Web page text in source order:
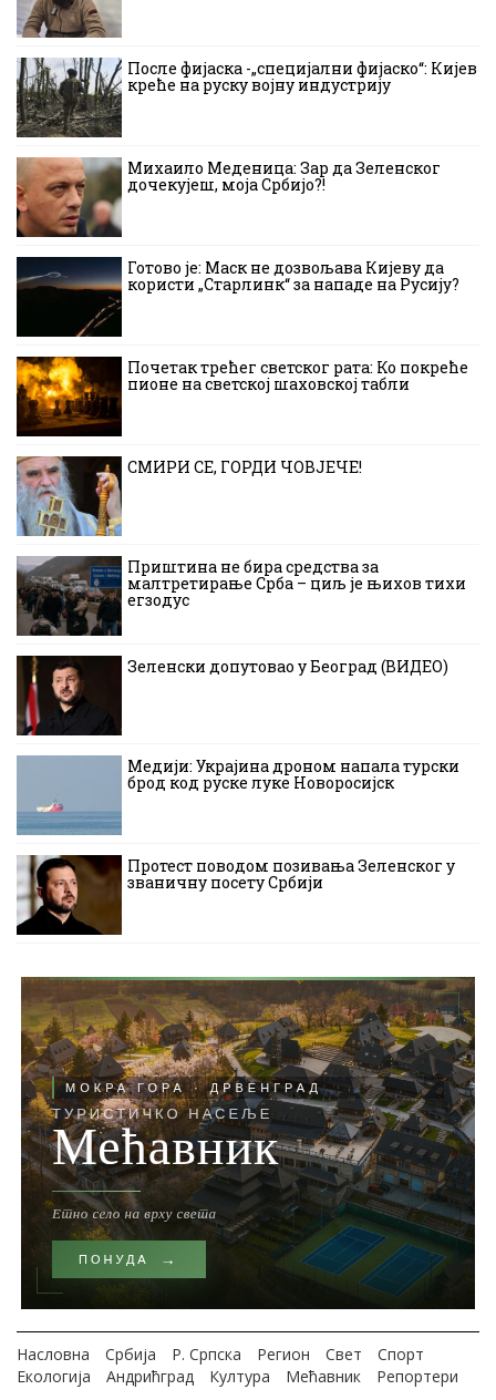
После фијаска -„специјални фијаско“: Кијев
креће на руску војну индустрију
Михаило Меденица: Зар да Зеленског
дочекујеш, моја Србијо?!
Готово је: Маск не дозвољава Кијеву да
користи „Старлинк“ за нападе на Русију?
Почетак трећег светског рата: Ко покреће
пионе на светској шаховској табли
СМИРИ СЕ, ГОРДИ ЧОВЈЕЧЕ!
Приштина не бира средства за
малтретирање Срба – циљ је њихов тихи
егзодус
Зеленски допутовао у Београд (ВИДЕО)
Медији: Украјина дроном напала турски
брод код руске луке Новоросијск
Протест поводом позивања Зеленског у
званичну посету Србији
Насловна Србија Р. Српска Регион Свет
Спорт
Екологија
Андрићград Култура Мећавник
Репортери